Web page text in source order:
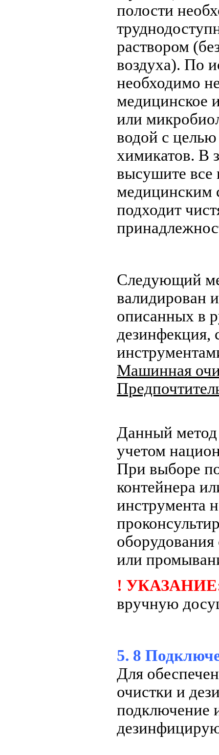
полости
раствором
воздуха). По
необходимо
медицинское
или
водой с целью
химикатов. В
высушите все
медицинским
подходит
Следующий
валидирован
описанных в
дезинфекция,
Машинная
Данный метод
учетом
При выборе
контейнера
инструмента
или
!
вручную
5. 8
Для
очистки и
подключение